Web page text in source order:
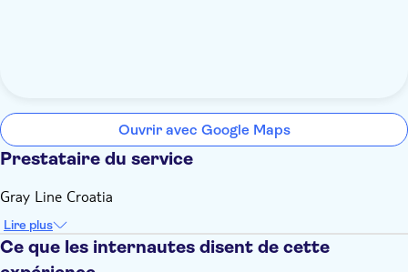
Ouvrir avec Google Maps
Prestataire du service
Gray Line Croatia
Lire plus
Ce que les internautes disent de cette